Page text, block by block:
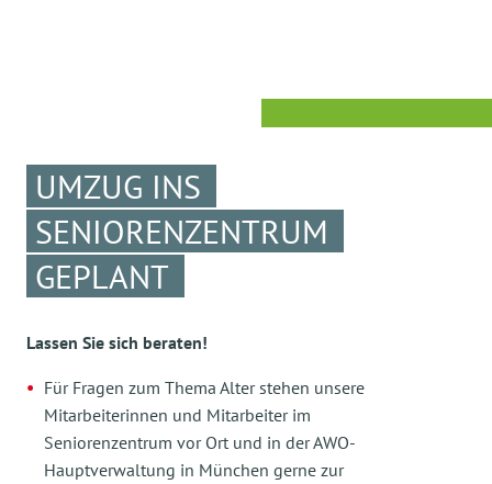
UMZUG INS
SENIORENZENTRUM
GEPLANT
Lassen Sie sich beraten!
Für Fragen zum Thema Alter stehen unsere
Mitarbeiterinnen und Mitarbeiter im
Seniorenzentrum vor Ort und in der AWO-
Hauptverwaltung in München gerne zur